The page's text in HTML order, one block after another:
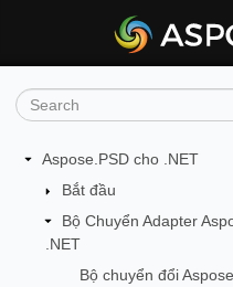
Aspose.PSD cho .NET
Bắt đầu
Bộ Chuyển Adapter
.NET
Bộ chuyển đổi